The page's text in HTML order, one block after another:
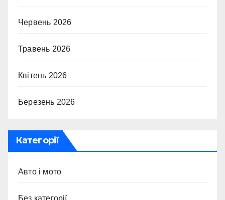
Червень 2026
Травень 2026
Квітень 2026
Березень 2026
Категорії
Авто і мото
Без категорії